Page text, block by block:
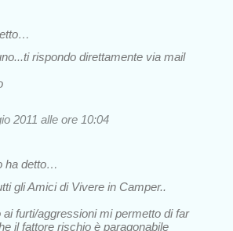
rispondo direttamente via mail
2011 alle ore 10:04
ha detto…
gli Amici di Vivere in Camper..
ai furti/aggressioni mi permetto di far
il fattore rischio è paragonabile